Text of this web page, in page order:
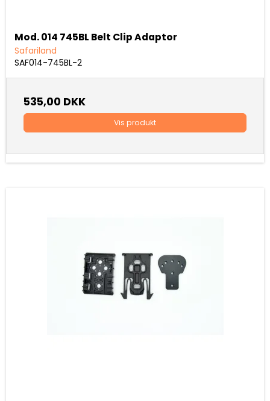
Mod. 014 745BL Belt Clip Adaptor
Safariland
SAF014-745BL-2
535,00 DKK
Vis produkt